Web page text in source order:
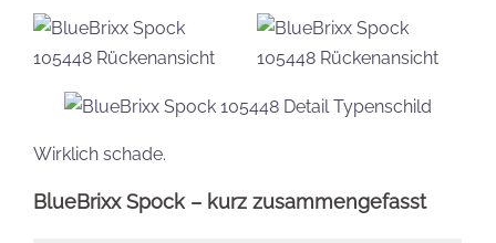
Wirklich schade.
BlueBrixx Spock – kurz zusammengefasst